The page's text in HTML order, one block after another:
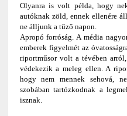
Olyanra is volt példa, hogy
autóknak zöld, ennek ellenére
ne álljunk a tűző napon.
Apropó forróság. A média
emberek figyelmét az
riportműsor volt a tévében
védekezik a meleg ellen. A
hogy nem mennek sehová,
szobában tartózkodnak a
isznak.